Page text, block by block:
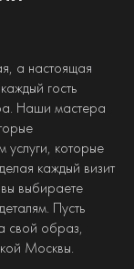
а настоящая
гость
Наши мастера
услуги, которые
каждый визит
выбираете
Пусть
свой образ,
Москвы.